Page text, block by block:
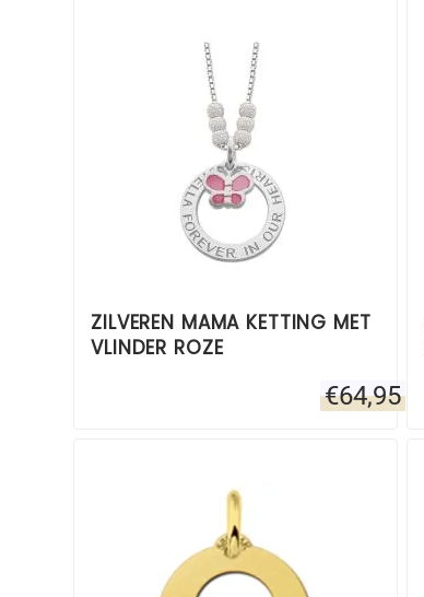
ZILVEREN MAMA KETTING MET
VLINDER ROZE
€64,95